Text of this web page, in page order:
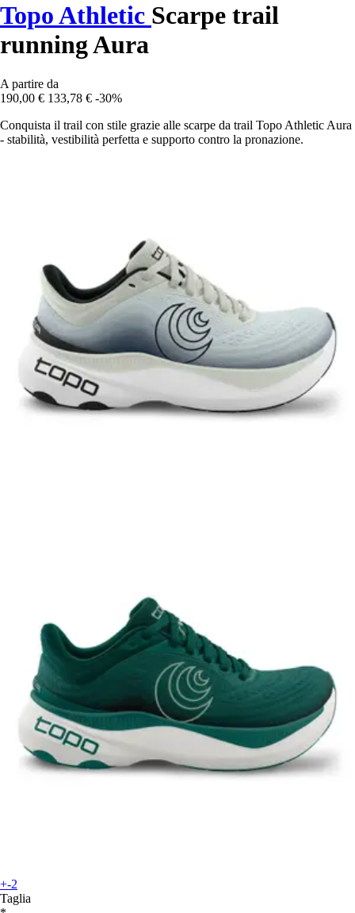
Topo Athletic Scarpe trail
running Aura
A partire da
190,00 € 133,78 € -30%
Conquista il trail con stile grazie alle scarpe da trail Topo Athletic Aura
- stabilità, vestibilità perfetta e supporto contro la pronazione.
+-2
Taglia